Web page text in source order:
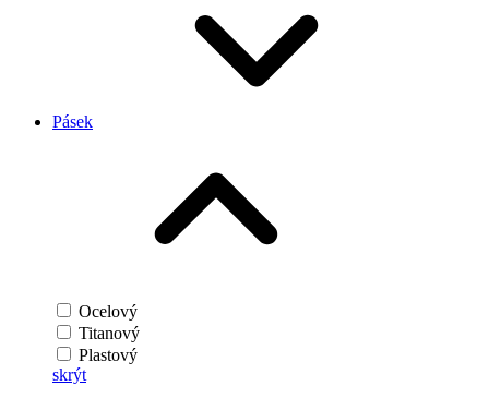
Pásek
Ocelový
Titanový
Plastový
skrýt